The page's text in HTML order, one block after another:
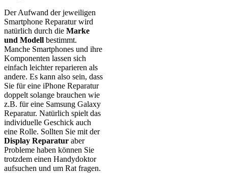
Der Aufwand der jeweiligen
Smartphone Reparatur wird
natürlich durch die Marke
und Modell bestimmt.
Manche Smartphones und ihre
Komponenten lassen sich
einfach leichter reparieren als
andere. Es kann also sein, dass
Sie für eine iPhone Reparatur
doppelt solange brauchen wie
z.B. für eine Samsung Galaxy
Reparatur. Natürlich spielt das
individuelle Geschick auch
eine Rolle. Sollten Sie mit der
Display Reparatur aber
Probleme haben können Sie
trotzdem einen Handydoktor
aufsuchen und um Rat fragen.